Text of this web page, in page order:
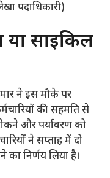
पदाधिकारी)
या साइकिल
ने इस मौके पर
की सहमति से
और पर्यावरण को
ने सप्ताह में दो
निर्णय लिया है।